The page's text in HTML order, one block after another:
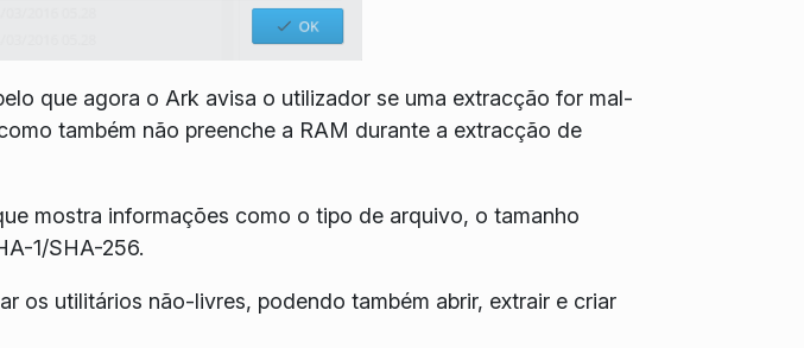
que agora o Ark avisa o utilizador se uma extracção for mal-
também não preenche a RAM durante a extracção de
mostra informações como o tipo de arquivo, o tamanho
1/SHA-256.
os utilitários não-livres, podendo também abrir, extrair e criar